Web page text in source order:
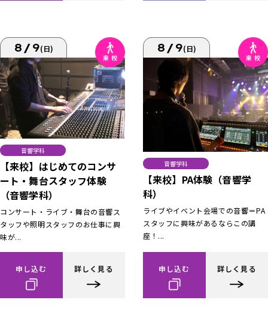
8/9(日)
音響学科
【来校】はじめてのコンサ
ート・舞台スタッフ体験
（音響学科）
コンサート・ライブ・舞台の音響ス
タッフや照明スタッフのお仕事に興
味が...
申し込む 詳しく見る
8/9(日)
音響学科
【来校】PA体験（音響学
科）
ライブやイベント会場での音響＝PA
スタッフに興味があるならこの講
座！...
申し込む 詳しく見る